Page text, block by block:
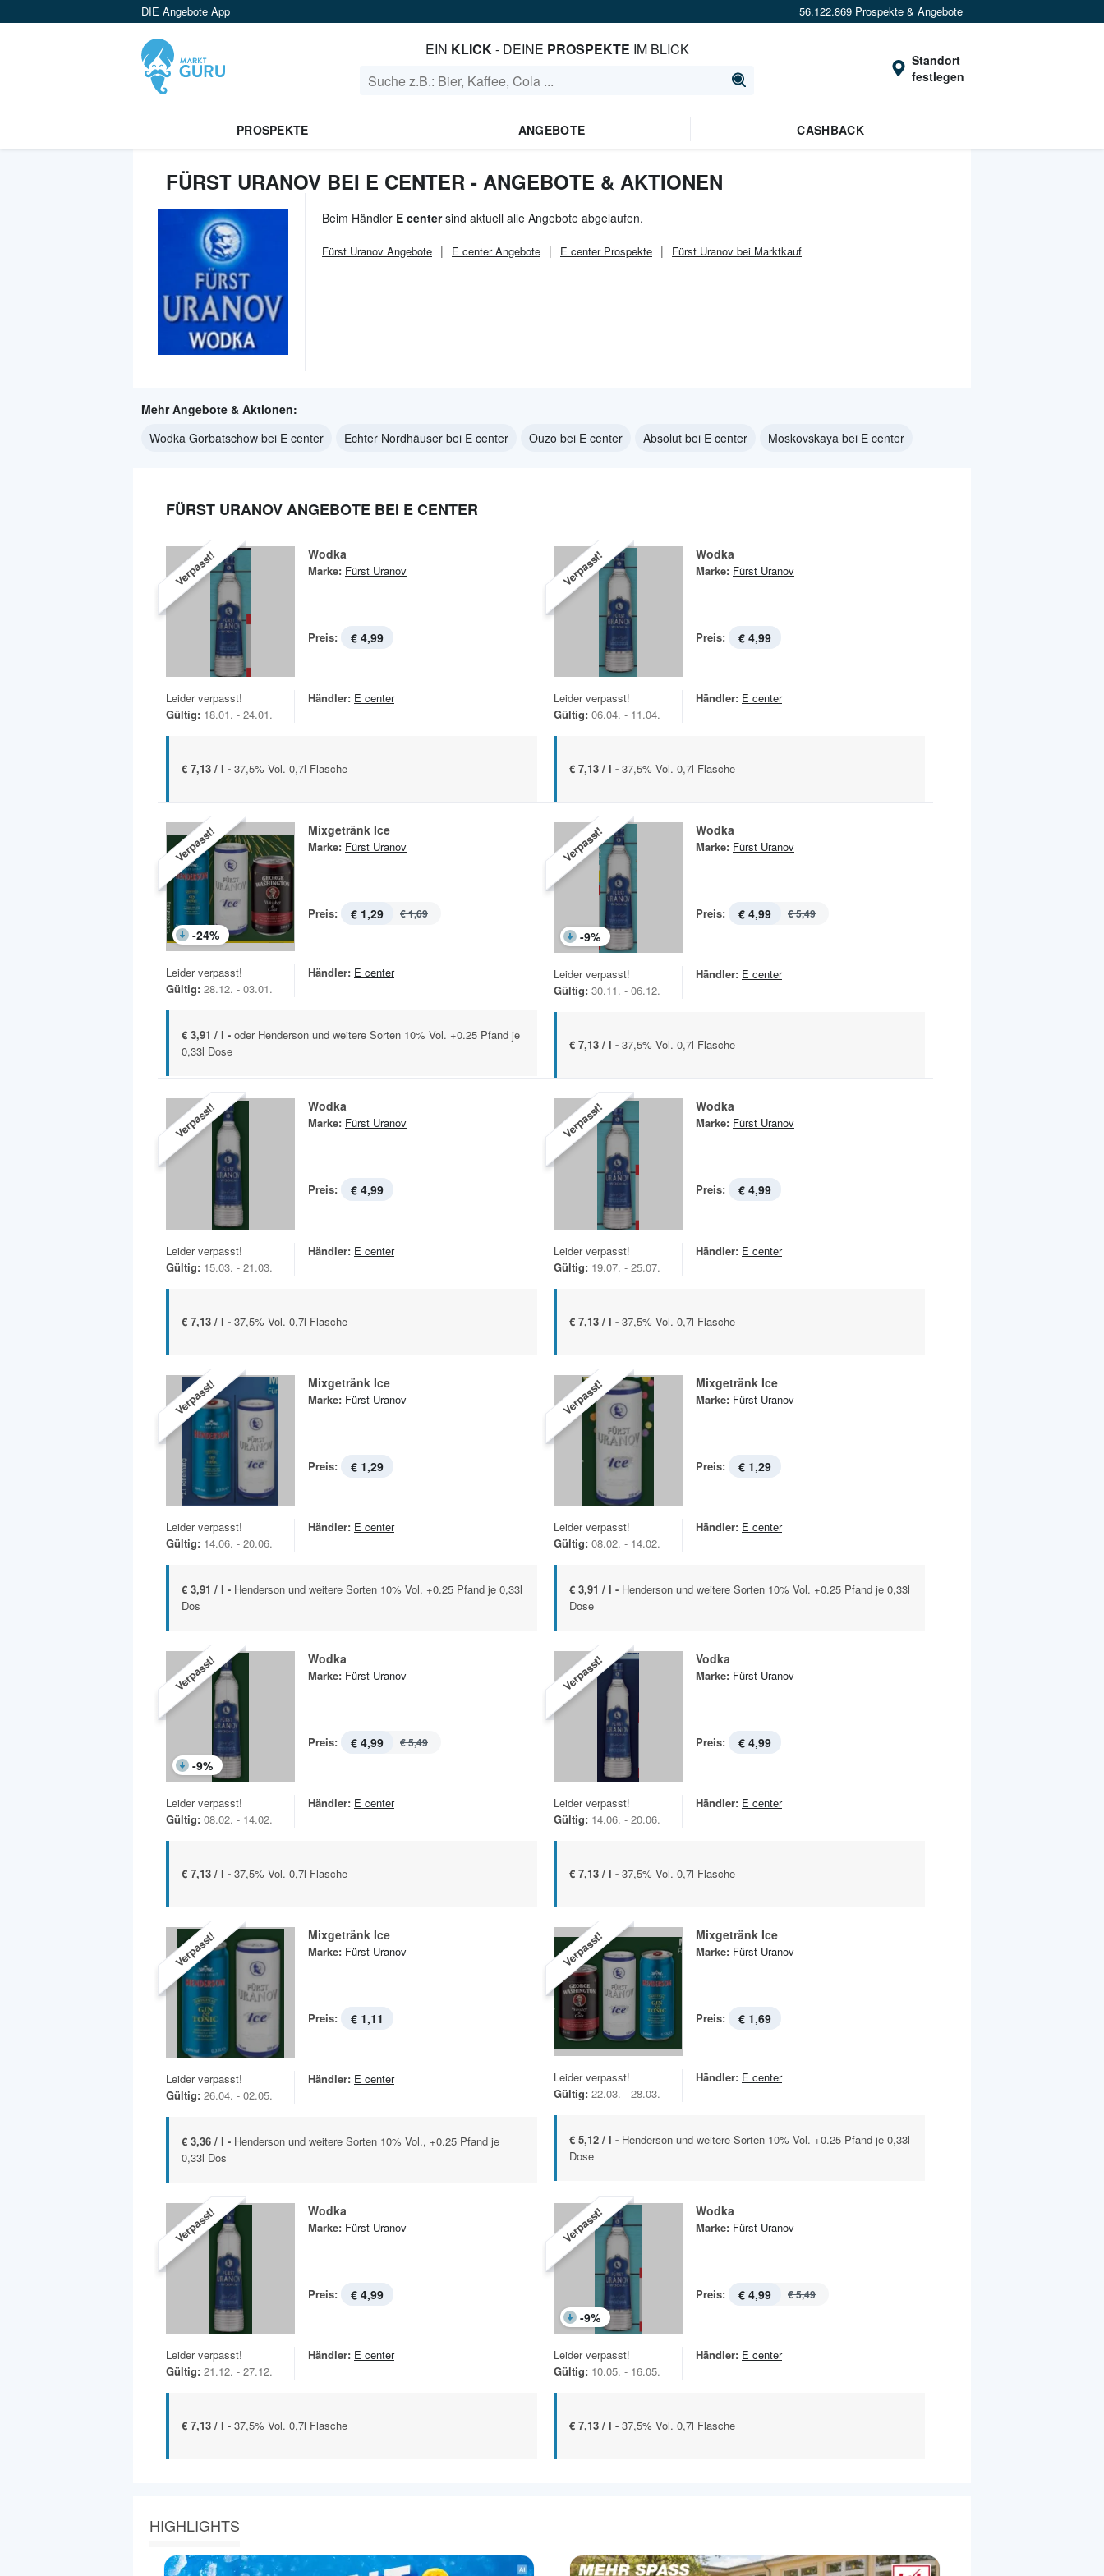
DIE Angebote App 56.122.869 Prospekte & Angebote
EIN KLICK- DEINE PROSPEKTE IM BLICK
Standort
festlegen
PROSPEKTE ANGEBOTE CASHBACK
FÜRST URANOV BEI E CENTER - ANGEBOTE & AKTIONEN
Beim Händler E centersind aktuell alle Angebote abgelaufen.
Fürst Uranov Angebote E centerAngebote E centerProspekte Fürst Uranov bei Marktkauf
Mehr Angebote & Aktionen:
Wodka Gorbatschow bei E center
Echter Nordhäuser bei E center Ouzo bei E center Absolut bei E center Moskovskaya bei E center
FÜRST URANOV ANGEBOTE BEI E CENTER
Verpasst! Wodka
Marke: Fürst Uranov
Preis: € 4,99
Leider verpasst!
Gültig: 18.01. - 24.01.
Händler: E center
€ 7,13 / l - 37,5% Vol. 0,7l Flasche
Verpasst! Wodka
Marke: Fürst Uranov
Preis: € 4,99
Leider verpasst!
Gültig: 06.04. - 11.04.
Händler: E center
€ 7,13 / l - 37,5% Vol. 0,7l Flasche
Verpasst!
-24%
Mixgetränk Ice
Marke: Fürst Uranov
Preis: € 1,29 € 1,69
Leider verpasst!
Gültig: 28.12. - 03.01.
Händler: E center
€ 3,91 / l - oder Henderson und weitere Sorten 10% Vol. +0.25 Pfand je
0,33l Dose
Verpasst!
-9%
Wodka
Marke: Fürst Uranov
Preis: € 4,99 € 5,49
Leider verpasst!
Gültig: 30.11. - 06.12.
Händler: E center
€ 7,13 / l - 37,5% Vol. 0,7l Flasche
Verpasst! Wodka
Marke: Fürst Uranov
Preis: € 4,99
Leider verpasst!
Gültig: 15.03. - 21.03.
Händler: E center
€ 7,13 / l - 37,5% Vol. 0,7l Flasche
Verpasst! Wodka
Marke: Fürst Uranov
Preis: € 4,99
Leider verpasst!
Gültig: 19.07. - 25.07.
Händler: E center
€ 7,13 / l - 37,5% Vol. 0,7l Flasche
Verpasst! Mixgetränk Ice
Marke: Fürst Uranov
Preis: € 1,29
Leider verpasst!
Gültig: 14.06. - 20.06.
Händler: E center
€ 3,91 / l - Henderson und weitere Sorten 10% Vol. +0.25 Pfand je 0,33l
Dos
Verpasst! Mixgetränk Ice
Marke: Fürst Uranov
Preis: € 1,29
Leider verpasst!
Gültig: 08.02. - 14.02.
Händler: E center
€ 3,91 / l - Henderson und weitere Sorten 10% Vol. +0.25 Pfand je 0,33l
Dose
Verpasst!
-9%
Wodka
Marke: Fürst Uranov
Preis: € 4,99 € 5,49
Leider verpasst!
Gültig: 08.02. - 14.02.
Händler: E center
€ 7,13 / l - 37,5% Vol. 0,7l Flasche
Verpasst! Vodka
Marke: Fürst Uranov
Preis: € 4,99
Leider verpasst!
Gültig: 14.06. - 20.06.
Händler: E center
€ 7,13 / l - 37,5% Vol. 0,7l Flasche
Verpasst! Mixgetränk Ice
Marke: Fürst Uranov
Preis: € 1,11
Leider verpasst!
Gültig: 26.04. - 02.05.
Händler: E center
€ 3,36 / l - Henderson und weitere Sorten 10% Vol., +0.25 Pfand je
0,33l Dos
Verpasst! Mixgetränk Ice
Marke: Fürst Uranov
Preis: € 1,69
Leider verpasst!
Gültig: 22.03. - 28.03.
Händler: E center
€ 5,12 / l - Henderson und weitere Sorten 10% Vol. +0.25 Pfand je 0,33l
Dose
Verpasst! Wodka
Marke: Fürst Uranov
Preis: € 4,99
Leider verpasst!
Gültig: 21.12. - 27.12.
Händler: E center
€ 7,13 / l - 37,5% Vol. 0,7l Flasche
Verpasst!
-9%
Wodka
Marke: Fürst Uranov
Preis: € 4,99 € 5,49
Leider verpasst!
Gültig: 10.05. - 16.05.
Händler: E center
€ 7,13 / l - 37,5% Vol. 0,7l Flasche
HIGHLIGHTS